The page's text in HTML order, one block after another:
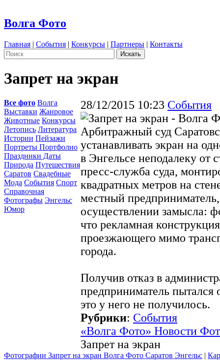
Волга Фото
Главная | События | Конкурсы | Партнеры | Контакты
Запрет на экран
Все фото Волга
Выставки Жанровое
Животные Конкурсы
Летопись Литература
Истории Пейзажи
Портреты Портфолио
Праздники Даты
Природа Путешествия
Саратов Свадебные
Мода События Спорт
Справочная
Фотографы Энгельс
Юмор
28/12/2015 10:23 События
Арбитражный суд
устанавливать экран на
в Энгельсе неподалеку от
пресс-служба суда,
квадратных метров на
местный
осуществлении замысла:
что рекламная
проезжающего мимо
города.
Получив отказ в
предприниматель пытался
это у него не получилось.
Рубрики: События
«Волга Фото» Новости
Запрет на экран
Фотографии Запрет на экран Волга Фото Саратов Энгельс |